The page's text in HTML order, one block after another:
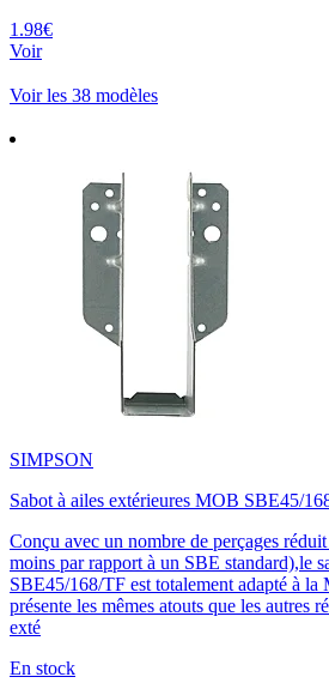
1.98€
Voir
Voir les 38 modèles
SIMPSON
Sabot à ailes extérieures MOB SBE45/
Conçu avec un nombre de perçages
moins par rapport à un SBE standard),le
SBE45/168/TF est totalement adapté à la
présente les mêmes atouts que les autres
exté
En stock